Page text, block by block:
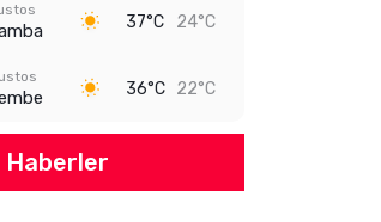
37°C 24°C
36°C 22°C
Haberler